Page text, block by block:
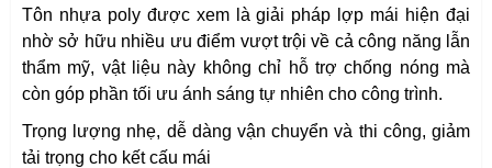
Tôn nhựa poly được xem là giải pháp lợp mái hiện đại
nhờ sở hữu nhiều ưu điểm vượt trội về cả công năng lẫn
thẩm mỹ, vật liệu này không chỉ hỗ trợ chống nóng mà
còn góp phần tối ưu ánh sáng tự nhiên cho công trình.
Trọng lượng nhẹ, dễ dàng vận chuyển và thi công, giảm
tải trọng cho kết cấu mái